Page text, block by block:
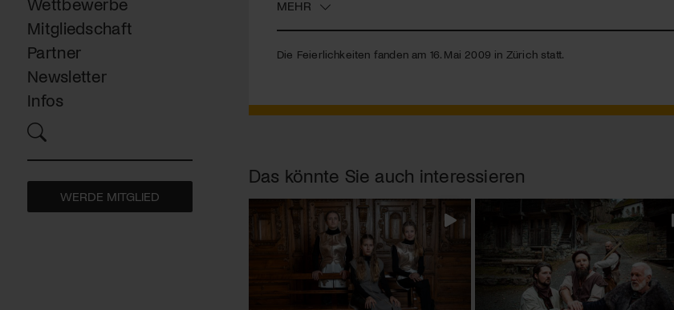
Mitgliedschaft
Partner
Newsletter
Infos
WERDE MITGLIED
MEHR
Die Feierlichkeiten fanden am 16. Mai 2009 in Zürich statt.
Das könnte Sie auch interessieren